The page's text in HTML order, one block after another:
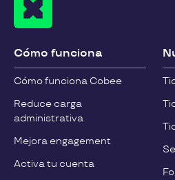
Cómo funciona
Cómo funciona Cobee
Reduce carga
administrativa
Mejora engagement
Activa tu cuenta